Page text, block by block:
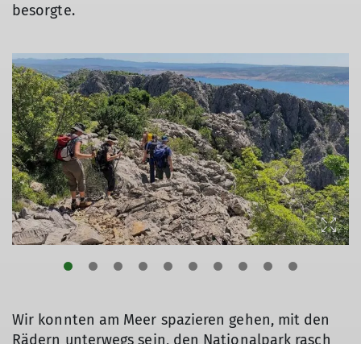
besorgte.
Wir konnten am Meer spazieren gehen, mit den
Rädern unterwegs sein, den Nationalpark rasch